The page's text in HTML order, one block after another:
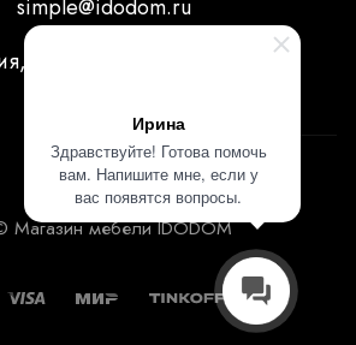
Ирина
Здравствуйте! Готова помочь
вам. Напишите мне, если у
вас появятся вопросы.
simple@idodom.ru
г.Москва, МЦ Гранд-2,
мебели IDODOM